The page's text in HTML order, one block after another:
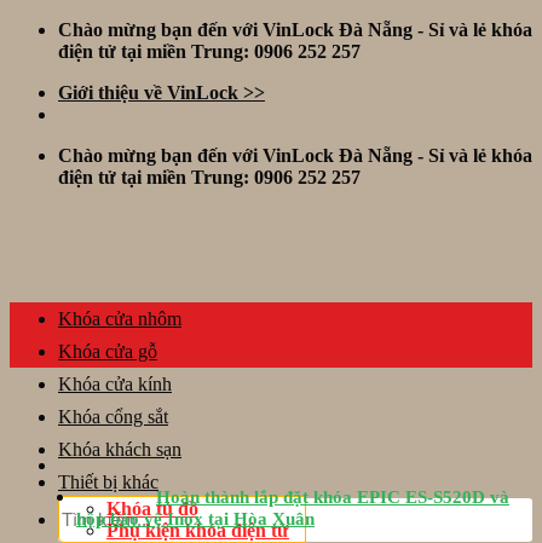
Skip
Chào mừng bạn đến với VinLock Đà Nẵng - Sỉ và lẻ khóa
điện tử tại miền Trung: 0906 252 257
Giới thiệu về VinLock >>
Chào mừng bạn đến với VinLock Đà Nẵng - Sỉ và lẻ khóa
điện tử tại miền Trung: 0906 252 257
Tìm
kiếm:
Khóa cửa nhôm
Khóa cửa gỗ
Khóa cửa kính
Khóa cổng sắt
Khóa khách sạn
Thiết bị khác
Khóa tủ đồ
Phụ kiện khóa điện tử
Hoàn thành lắp đặt khóa EPIC ES-S520D và
hộp bảo vệ Inox tại Hòa Xuân